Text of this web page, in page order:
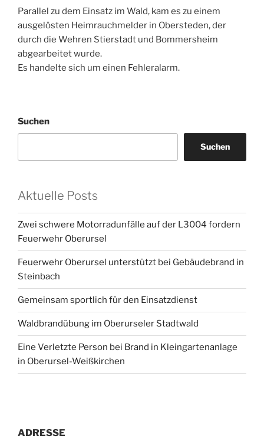
Parallel zu dem Einsatz im Wald, kam es zu einem
ausgelösten Heimrauchmelder in Obersteden, der
durch die Wehren Stierstadt und Bommersheim
abgearbeitet wurde.
Es handelte sich um einen Fehleralarm.
Suchen
Suchen
Aktuelle Posts
Zwei schwere Motorradunfälle auf der L3004 fordern
Feuerwehr Oberursel
Feuerwehr Oberursel unterstützt bei Gebäudebrand in
Steinbach
Gemeinsam sportlich für den Einsatzdienst
Waldbrandübung im Oberurseler Stadtwald
Eine Verletzte Person bei Brand in Kleingartenanlage
in Oberursel-Weißkirchen
ADRESSE